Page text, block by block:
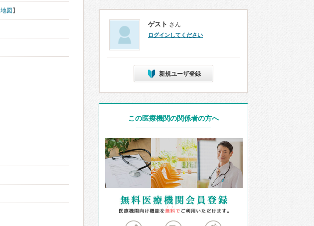
地図 】
ゲスト さん
ログインしてください
新規ユーザ登録
この医療機関の関係者の方へ